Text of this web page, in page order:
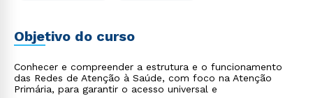
Objetivo do curso
Conhecer e compreender a estrutura e o funcionamento
das Redes de Atenção à Saúde, com foco na Atenção
Primária, para garantir o acesso universal e